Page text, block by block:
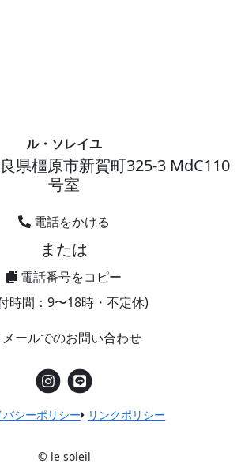
ル・ソレイユ
県橿原市新賀町325-3 MdC110
号室
電話をかける
または
電話番号をコピー
時間：9〜18時・不定休)
メールでのお問い合わせ
バシーポリシー リンクポリシー
© le soleil